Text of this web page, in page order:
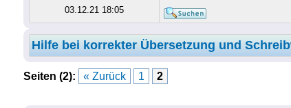
03.12.21 18:05
Hilfe bei korrekter Übersetzung und
Seiten (2): « Zurück 1 2